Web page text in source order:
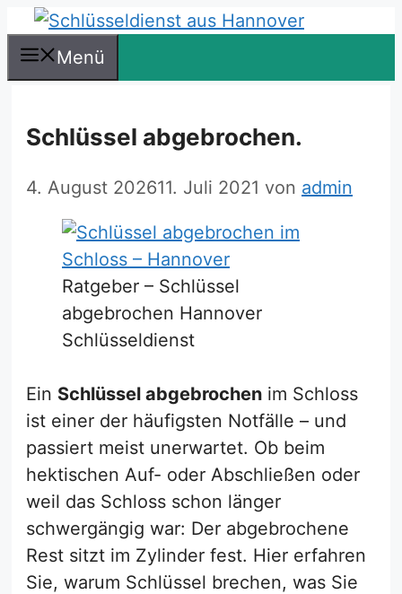
Zum
Inhalt
springen
Menü
Schlüssel abgebrochen.
4. August 202611. Juli 2021 von admin
Ratgeber – Schlüssel
abgebrochen Hannover
Schlüsseldienst
Ein Schlüssel abgebrochen im Schloss
ist einer der häufigsten Notfälle – und
passiert meist unerwartet. Ob beim
hektischen Auf- oder Abschließen oder
weil das Schloss schon länger
schwergängig war: Der abgebrochene
Rest sitzt im Zylinder fest. Hier erfahren
Sie, warum Schlüssel brechen, was Sie